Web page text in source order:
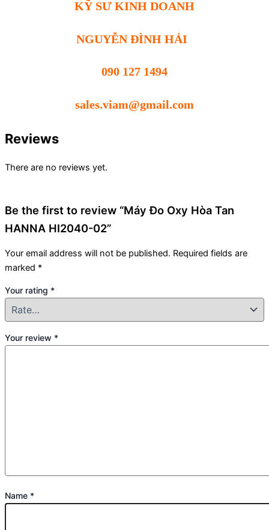
KỸ SƯ KINH DOANH
NGUYỄN ĐÌNH HẢI
090 127 1494
sales.viam@gmail.com
Reviews
There are no reviews yet.
Be the first to review “Máy Đo Oxy Hòa Tan
HANNA HI2040-02”
Your email address will not be published. Required fields are
marked *
Your rating *
Your review *
Name *